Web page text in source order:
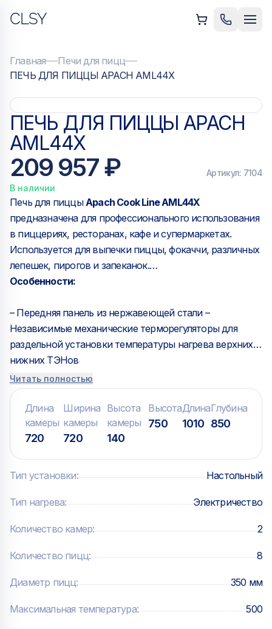
CLSY Позвонить
меню
Главная
Печи для пицц
ПЕЧЬ ДЛЯ ПИЦЦЫ APACH AML44X
ПЕЧЬ ДЛЯ ПИЦЦЫ APACH
AML44X
209 957 ₽ Артикул: 7104
В наличии
Печь для пиццыApach Cook Line AML44X
предназначена для профессионального использования
в пиццериях, ресторанах, кафе и супермаркетах.
Используется для выпечки пиццы, фокаччи, различных
лепешек, пирогов и запеканок.
Особенности:
– Передняя панель из нержавеющей стали –
Независимые механические терморегуляторы для
раздельной установки температуры нагрева верхних и
нижних ТЭНов
– Диапазон регулировки температуры: +50…+500 С
– Подсветка камеры
– Дверца со смотровым окном
Читать полностью
Длина
камеры
720
Ширина
камеры
720
Высота
камеры
140
Высота
750
Длина
1010
Глубина
850
Тип установки: Настольный
Тип нагрева: Электричество
Количество камер: 2
Количество пицц: 8
Диаметр пицц: 350 мм
Максимальная температура: 500